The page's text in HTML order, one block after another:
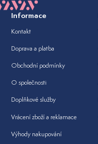
Informace
Kontakt
Doprava a platba
Obchodní podmínky
O společnosti
Doplňkové služby
Vrácení zboží a reklamace
Výhody nakupování